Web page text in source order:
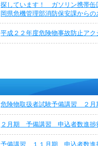
探しています！ ガソリン携帯缶
岡県危機管理部消防保安課から
平成２２年度危険物事故防止ア
危険物取扱者試験予備講習 ２
２月期 予備講習 申込者数進捗
予備講習 １１月期 申込者数進